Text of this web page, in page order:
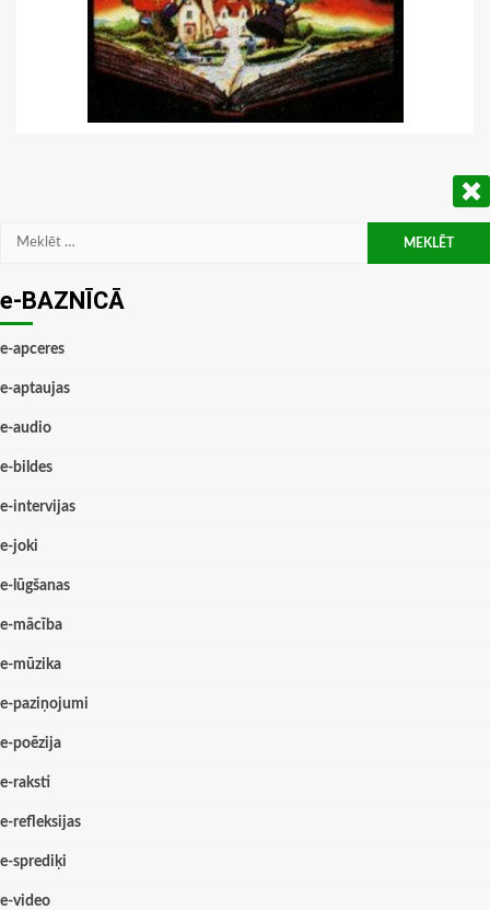
Meklēt:
e-BAZNĪCĀ
e-apceres
e-aptaujas
e-audio
e-bildes
e-intervijas
e-joki
e-lūgšanas
e-mācība
e-mūzika
e-paziņojumi
e-poēzija
e-raksti
e-refleksijas
e-sprediķi
e-video